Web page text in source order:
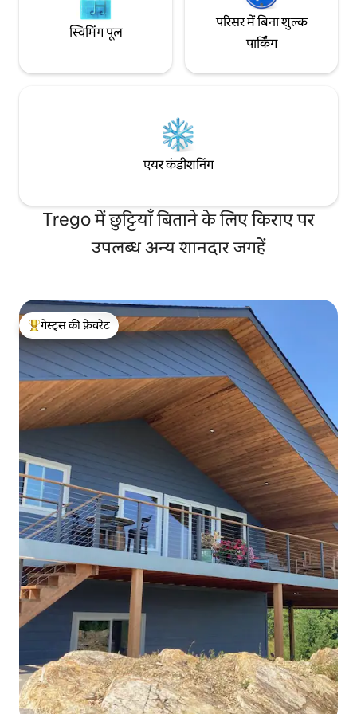
स्विमिंग पूल
परिसर में बिना शुल्क
पार्किंग
एयर कंडीशनिंग
Trego में छुट्टियाँ बिताने के लिए किराए पर
उपलब्ध अन्य शानदार जगहें
गेस्ट्स का टॉप फ़ेवरेट
गेस्ट्स की फ़ेवरेट